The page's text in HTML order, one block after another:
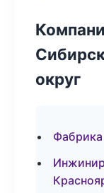
округ